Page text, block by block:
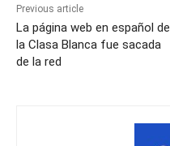
Previous article
La página web en español de
la Clasa Blanca fue sacada
de la red